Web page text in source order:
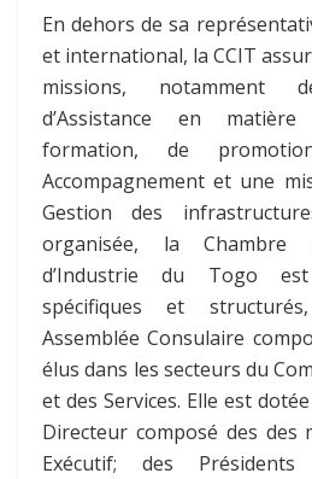
En dehors de sa
et international, la CCIT
missions, notamment
d’Assistance en
formation, de
Accompagnement et une
Gestion des
organisée, la Chambre
d’Industrie du Togo est
spécifiques et
Assemblée Consulaire
élus dans les secteurs du
et des Services. Elle est
Directeur composé des des
Exécutif; des Présidents